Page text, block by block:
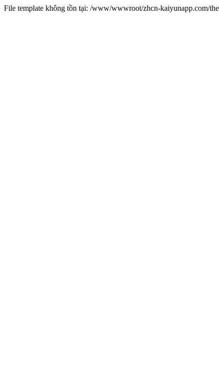
File template không tồn tại: /www/wwwroot/zhcn-kaiyunapp.com/